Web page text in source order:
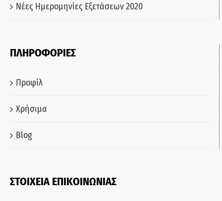
Νέες Ημερομηνίες Εξετάσεων 2020
ΠΛΗΡΟΦΟΡΙΕΣ
Προφίλ
Χρήσιμα
Blog
ΣΤΟΙΧΕΙΑ ΕΠΙΚΟΙΝΩΝΙΑΣ